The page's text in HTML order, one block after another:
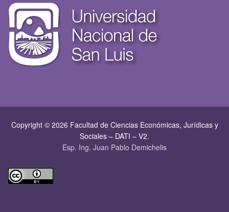
Copyright © 2026 Facultad de Ciencias Económicas, Jurí­dicas y
Sociales – DATI – V2.
Esp. Ing. Juan Pablo Demichelis